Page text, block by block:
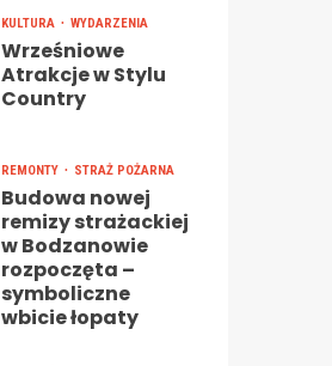
KULTURA WYDARZENIA
Wrześniowe
Atrakcje w Stylu
Country
REMONTY STRAŻ POŻARNA
Budowa nowej
remizy strażackiej
w Bodzanowie
rozpoczęta –
symboliczne
wbicie łopaty